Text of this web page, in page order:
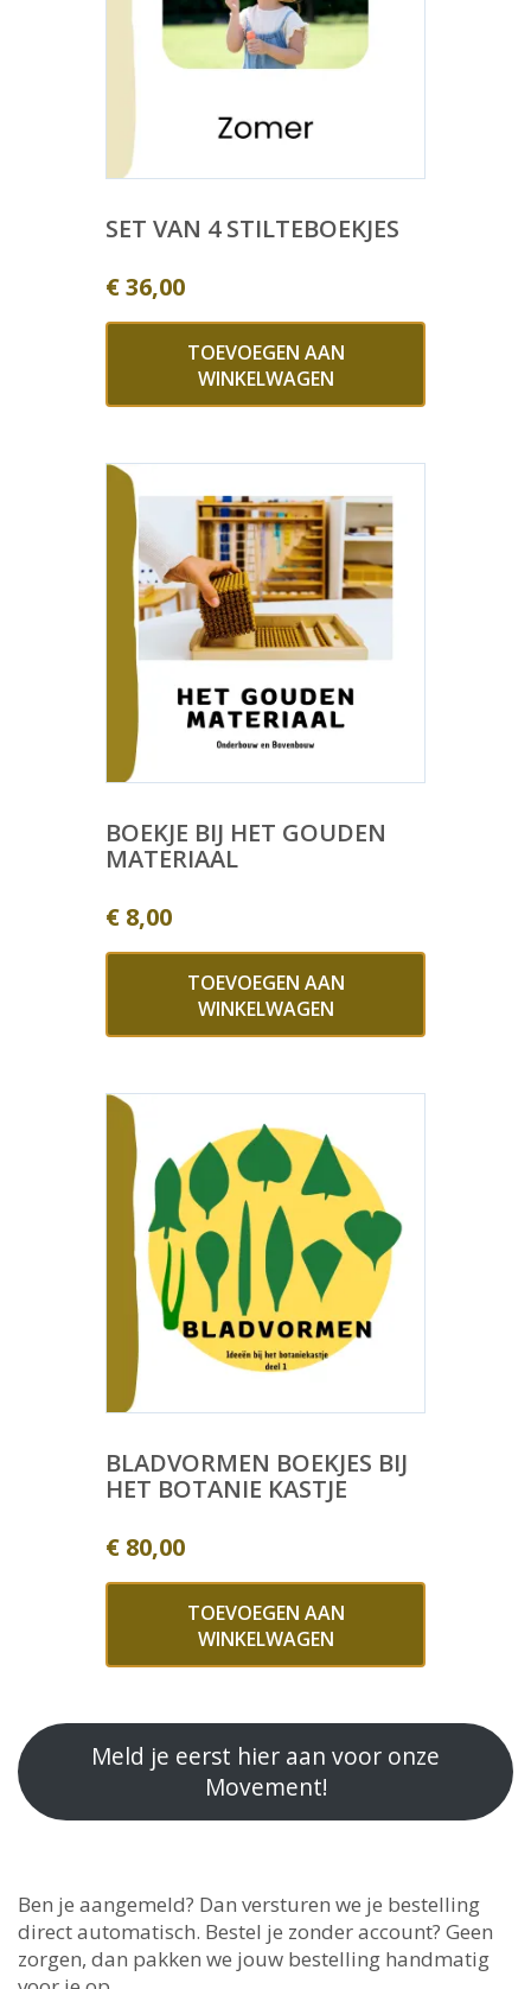
SET VAN 4 STILTEBOEKJES
€36,00
TOEVOEGEN AAN
WINKELWAGEN
BOEKJE BIJ HET GOUDEN
MATERIAAL
€ 8,00
TOEVOEGEN AAN
WINKELWAGEN
BLADVORMEN BOEKJES BIJ
HET BOTANIE KASTJE
€ 80,00
TOEVOEGEN AAN
WINKELWAGEN
Meld je eerst hier aan voor onze
Movement!
Ben je aangemeld? Dan versturen we je bestelling
direct automatisch. Bestel je zonder account? Geen
zorgen, dan pakken we jouw bestelling handmatig